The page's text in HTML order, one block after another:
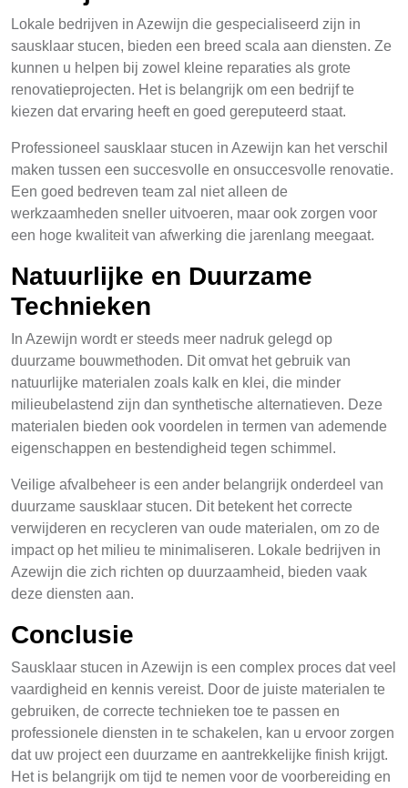
Lokale bedrijven in Azewijn die gespecialiseerd zijn in
sausklaar stucen, bieden een breed scala aan diensten. Ze
kunnen u helpen bij zowel kleine reparaties als grote
renovatieprojecten. Het is belangrijk om een bedrijf te
kiezen dat ervaring heeft en goed gereputeerd staat.
Professioneel sausklaar stucen in Azewijn kan het verschil
maken tussen een succesvolle en onsuccesvolle renovatie.
Een goed bedreven team zal niet alleen de
werkzaamheden sneller uitvoeren, maar ook zorgen voor
een hoge kwaliteit van afwerking die jarenlang meegaat.
Natuurlijke en Duurzame
Technieken
In Azewijn wordt er steeds meer nadruk gelegd op
duurzame bouwmethoden. Dit omvat het gebruik van
natuurlijke materialen zoals kalk en klei, die minder
milieubelastend zijn dan synthetische alternatieven. Deze
materialen bieden ook voordelen in termen van ademende
eigenschappen en bestendigheid tegen schimmel.
Veilige afvalbeheer is een ander belangrijk onderdeel van
duurzame sausklaar stucen. Dit betekent het correcte
verwijderen en recycleren van oude materialen, om zo de
impact op het milieu te minimaliseren. Lokale bedrijven in
Azewijn die zich richten op duurzaamheid, bieden vaak
deze diensten aan.
Conclusie
Sausklaar stucen in Azewijn is een complex proces dat veel
vaardigheid en kennis vereist. Door de juiste materialen te
gebruiken, de correcte technieken toe te passen en
professionele diensten in te schakelen, kan u ervoor zorgen
dat uw project een duurzame en aantrekkelijke finish krijgt.
Het is belangrijk om tijd te nemen voor de voorbereiding en